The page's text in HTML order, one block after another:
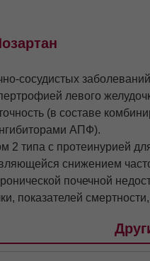
сосудистых
левого
(в составе
АПФ).
2 типа с протеинурией
снижением
почечной
показателей